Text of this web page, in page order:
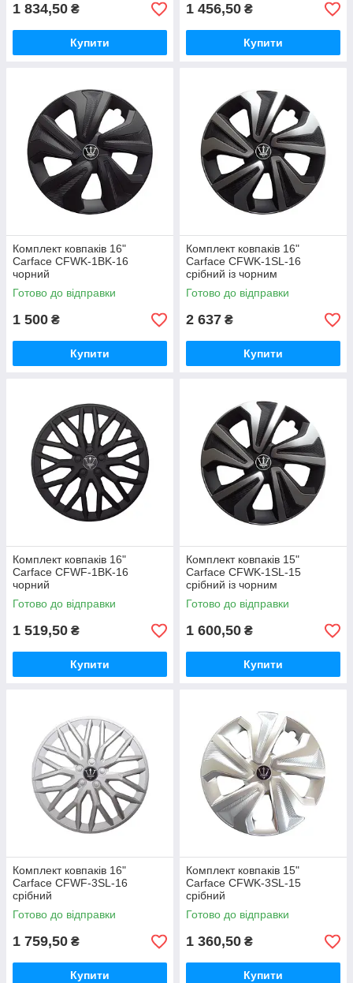
1 834,50 ₴
Купити
1 456,50 ₴
Купити
Комплект ковпаків 16"
Carface CFWK-1BK-16
чорний
Готово до відправки
1 500 ₴
Купити
Комплект ковпаків 16"
Carface CFWK-1SL-16
срібний із чорним
Готово до відправки
2 637 ₴
Купити
Комплект ковпаків 16"
Carface CFWF-1BK-16
чорний
Готово до відправки
1 519,50 ₴
Купити
Комплект ковпаків 15"
Carface CFWK-1SL-15
срібний із чорним
Готово до відправки
1 600,50 ₴
Купити
Комплект ковпаків 16"
Carface CFWF-3SL-16
срібний
Готово до відправки
1 759,50 ₴
Купити
Комплект ковпаків 15"
Carface CFWK-3SL-15
срібний
Готово до відправки
1 360,50 ₴
Купити